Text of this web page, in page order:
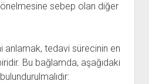
sebep olan diğer
anlamak, tedavi sürecinin en
Bu bağlamda, aşağıdaki